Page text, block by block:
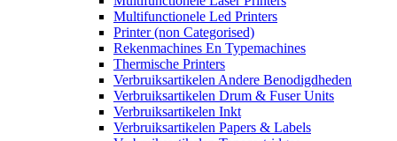
Multifunctionele Led Printers
Printer (non Categorised)
Rekenmachines En Typemachines
Thermische Printers
Verbruiksartikelen Andere Benodigdheden
Verbruiksartikelen Drum & Fuser Units
Verbruiksartikelen Inkt
Verbruiksartikelen Papers & Labels